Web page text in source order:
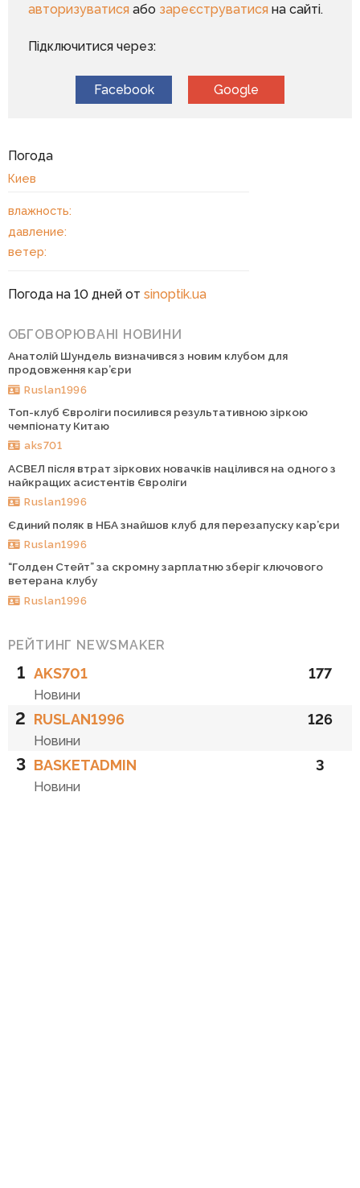
авторизуватисяабо зареєструватисяна сайті.
Підключитися через:
Facebook Google
Погода
Киев
влажность:
давление:
ветер:
Погода на 10 дней от sinoptik.ua
ОБГОВОРЮВАНІ НОВИНИ
Анатолій Шундель визначився з новим клубом для
продовження кар’єри
Ruslan1996
Топ-клуб Євроліги посилився результативною зіркою
чемпіонату Китаю
aks701
АСВЕЛ після втрат зіркових новачків націлився на одного з
найкращих асистентів Євроліги
Ruslan1996
Єдиний поляк в НБА знайшов клуб для перезапуску кар’єри
Ruslan1996
“Голден Стейт” за скромну зарплатню зберіг ключового
ветерана клубу
Ruslan1996
РЕЙТИНГ NEWSMAKER
1 AKS701
Новини
177
2 RUSLAN1996
Новини
126
3 BASKETADMIN
Новини
3